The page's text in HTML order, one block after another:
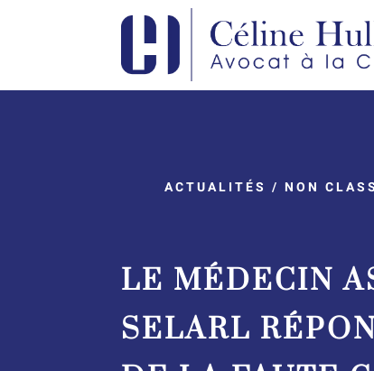
ACTUALITÉS / NON
LE MÉDECIN
SELARL